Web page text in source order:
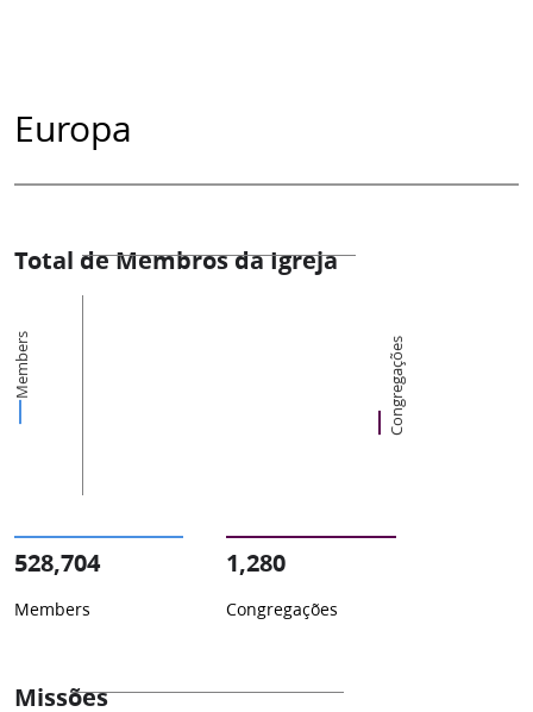
Europa
Total de Membros da Igreja
Members Congregações
528,704
Members
1,280
Congregações
Missões